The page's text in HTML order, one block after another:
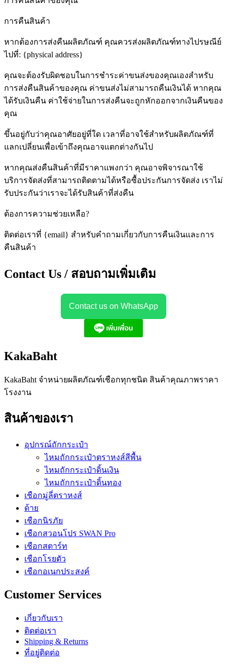
การคืนสินค้า
หากต้องการส่งคืนผลิตภัณฑ์ คุณควรส่งผลิตภัณฑ์ทางไปรษณีย์
ไปที่: {physical address}
คุณจะต้องรับผิดชอบในการชำระค่าขนส่งของคุณเองสำหรับ
การส่งคืนสินค้าของคุณ ค่าขนส่งไม่สามารถคืนเงินได้ หากคุณ
ได้รับเงินคืน ค่าใช้จ่ายในการส่งคืนจะถูกหักออกจากเงินคืนของ
คุณ
ขึ้นอยู่กับว่าคุณอาศัยอยู่ที่ใด เวลาที่อาจใช้สำหรับผลิตภัณฑ์ที่
แลกเปลี่ยนเพื่อเข้าถึงคุณอาจแตกต่างกันไป
หากคุณส่งคืนสินค้าที่มีราคาแพงกว่า คุณอาจพิจารณาใช้
บริการจัดส่งที่สามารถติดตามได้หรือซื้อประกันการจัดส่ง เราไม่
รับประกันว่าเราจะได้รับสินค้าที่ส่งคืน
ต้องการความช่วยเหลือ?
ติดต่อเราที่ {email} สำหรับคำถามเกี่ยวกับการคืนเงินและการ
คืนสินค้า
Contact Us / สอบถามเพิ่มเติม
Contact us on WhatsApp
KakaBaht
KakaBaht จำหน่ายผลิตภัณฑ์เชือกทุกชนิด สินค้าคุณภาพราคา
โรงงาน
สินค้าของเรา
อุปกรณ์ถักกระเป๋า
ไหมถักกระเป๋าตราหงส์สีพื้น
ไหมถักกระเป๋าดิ้นเงิน
ไหมถักกระเป๋าดิ้นทอง
เชือกมู่ลี่ตราหงส์
ด้าย
เชือกนิรภัย
เชือกสวอนโปร SWAN Pro
เชือกสตาร์ท
เชือกโรยตัว
เชือกอเนกประสงค์
Customer Services
เกี่ยวกับเรา
ติดต่อเรา
Shipping & Returns
ที่อยู่ติดต่อ